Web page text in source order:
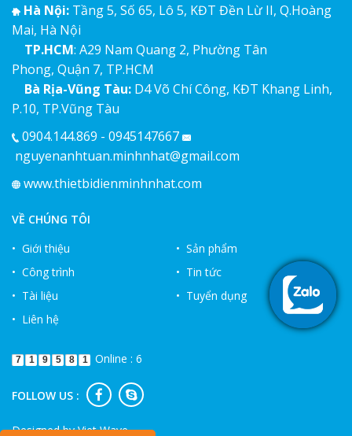
Hà Nội: Tầng 5, Số 65, Lô 5, KĐT Đền Lừ II, Q.Hoàng
Mai, Hà Nội
TP.HCM: A29 Nam Quang 2, Phường Tân
Phong, Quận 7, TP.HCM
Bà Rịa-Vũng Tàu: D4 Võ Chí Công, KĐT Khang Linh,
P.10, TP.Vũng Tàu
0904.144.869 - 0945147667
nguyenanhtuan.minhnhat@gmail.com
www.thietbidienminhnhat.com
VỀ CHÚNG TÔI
• Giới thiệu
• Sản phẩm
• Công trình
• Tin tức
• Tài liệu
• Tuyển dụng
• Liên hệ
7 1 9 5 8 1 Online : 6
FOLLOW US :
Designed byViet Wave